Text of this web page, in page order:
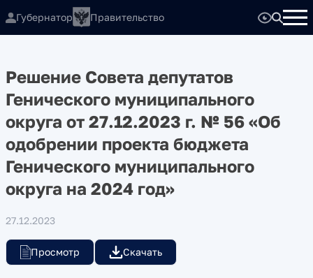
Губернатор Правительство
Решение Совета депутатов
Генического муниципального
округа от 27.12.2023 г. № 56 «Об
одобрении проекта бюджета
Генического муниципального
округа на 2024 год»
27.12.2023
Просмотр Скачать